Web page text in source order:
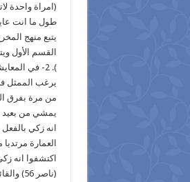
(امراة واحدة
طول ما انت
يتبع منهج
). 2- في
يرغب الممثل
من مرة بفرق
يمشي من بعيد
انه زكي
العمارة
(ناصر